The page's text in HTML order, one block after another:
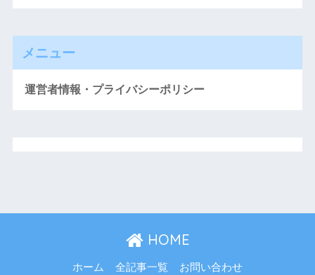
メニュー
運営者情報・プライバシーポリシー
HOME
ホーム 全記事一覧 お問い合わせ